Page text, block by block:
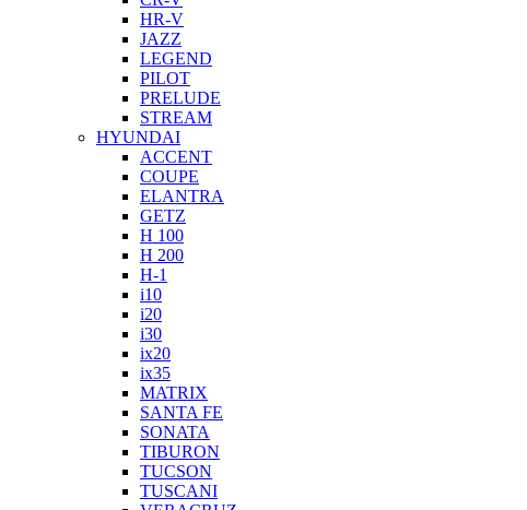
HR-V
JAZZ
LEGEND
PILOT
PRELUDE
STREAM
HYUNDAI
ACCENT
COUPE
ELANTRA
GETZ
H 100
H 200
H-1
i10
i20
i30
ix20
ix35
MATRIX
SANTA FE
SONATA
TIBURON
TUCSON
TUSCANI